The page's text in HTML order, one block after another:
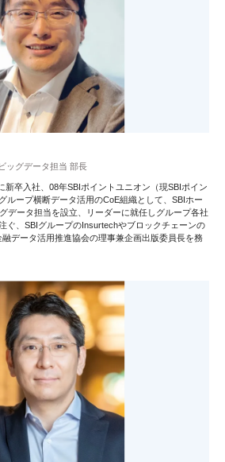
ッグデータ担当 部長
新卒入社、08年SBIポイントユニオン（現SBIポイン
ループ横断データ活用のCoE組織として、SBIホー
データ担当を設立、リーダーに就任しグループ各社
ぐ、SBIグループのInsurtechやブロックチェーンの
データ活用推進協会の理事兼企画出版委員長を務